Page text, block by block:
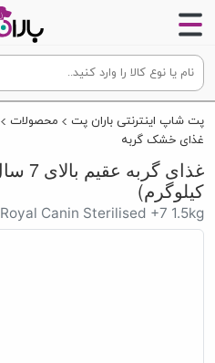
پت شاپ اینترنتی باران پت محصولات
غذای خشک گربه
کیلوگرم)
Royal Canin Sterilised +7 1.5kg